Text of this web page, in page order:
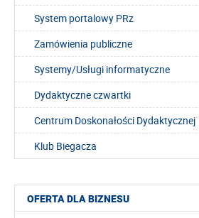
System portalowy PRz
Zamówienia publiczne
Systemy/Usługi informatyczne
Dydaktyczne czwartki
Centrum Doskonałości Dydaktycznej
Klub Biegacza
OFERTA DLA BIZNESU